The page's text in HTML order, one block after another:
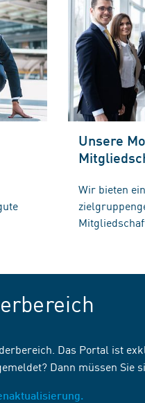
Unsere
Wir bieten
Das Portal ist
Dann müssen Sie